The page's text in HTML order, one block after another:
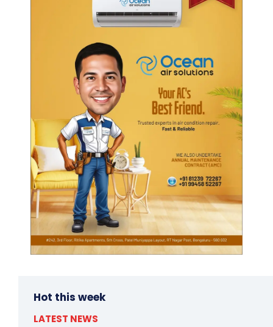
Hot this week
LATEST NEWS